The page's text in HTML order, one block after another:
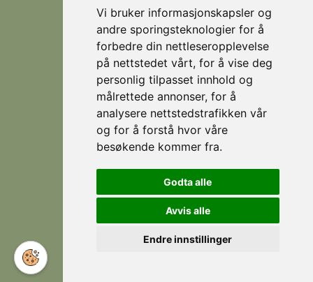
Vi bruker informasjonskapsler og
andre sporingsteknologier for å
forbedre din nettleseropplevelse
på nettstedet vårt, for å vise deg
personlig tilpasset innhold og
målrettede annonser, for å
analysere nettstedstrafikken vår
og for å forstå hvor våre
besøkende kommer fra.
Godta alle
Avvis alle
Endre innstillinger
på
flotte
fjellturer
om
sommeren,
og
som
er et
eldorado
om
Fjellsætra
Hornindal
Koie
Stranda
Strandafjellet
oss
Instagram
Horn Media